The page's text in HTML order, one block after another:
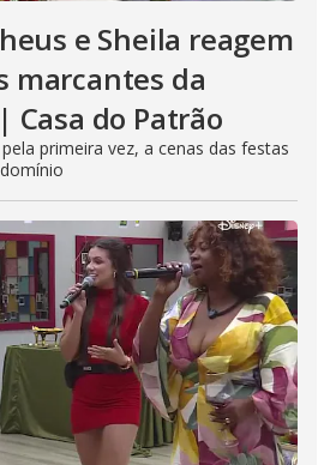
e Sheila reagem
marcantes da
do Patrão
primeira vez, a cenas das festas